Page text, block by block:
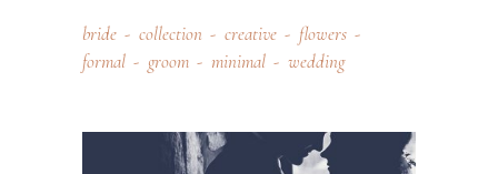
bride collection creative
flowers
formal
groom minimal wedding